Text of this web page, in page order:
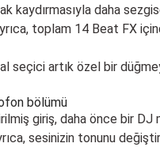
kaydırmasıyla daha
toplam 14 Beat FX
seçici artık özel bir
bölümü
giriş, daha önce bir
sesinizin tonunu